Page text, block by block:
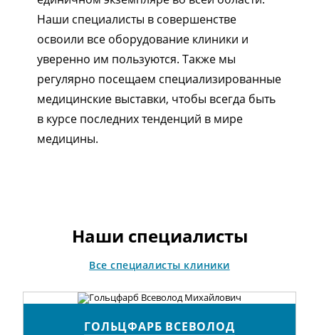
Наши специалисты в совершенстве
освоили все оборудование клиники и
уверенно им пользуются. Также мы
регулярно посещаем специализированные
медицинские выставки, чтобы всегда быть
в курсе последних тенденций в мире
медицины.
1/5
Наши специалисты
Все специалисты клиники
ГОЛЬЦФАРБ ВСЕВОЛОД